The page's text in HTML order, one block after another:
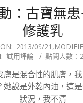
：古寶無
修護乳
ON: 2013/09/21
試用評論 點閱人數：
膚是混合性的肌膚，
她說是外乾內油，這
狀況，我不清